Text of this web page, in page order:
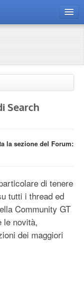
Search
la sezione del Forum:
di tenere
tutti i thread ed
Community GT
le novità,
dei maggiori